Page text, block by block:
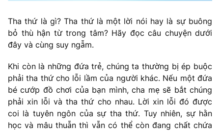
Tha thứ là gì? Tha thứ là một lời nói hay là sự buông
bỏ thù hận từ trong tâm? Hãy đọc câu chuyện dưới
đây và cùng suy ngẫm.
Khi còn là những đứa trẻ, chúng ta thường bị ép buộc
phải tha thứ cho lỗi lầm của người khác. Nếu một đứa
bé cướp đồ chơi của bạn mình, cha mẹ sẽ bắt chúng
phải xin lỗi và tha thứ cho nhau. Lời xin lỗi đó được
coi là tuyên ngôn của sự tha thứ. Tuy nhiên, sự hằn
học và mâu thuẫn thì vẫn có thể còn đang chất chứa